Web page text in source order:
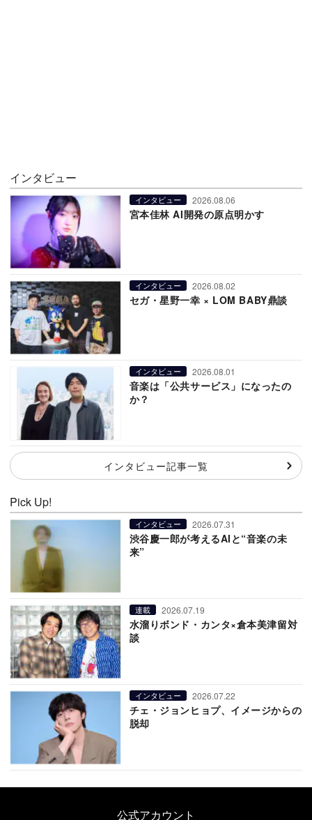
インタビュー
インタビュー 2026.08.06
宮本佳林 AI開発の原点明かす
インタビュー 2026.08.02
セガ・星野一幸 × LOM BABY鼎談
インタビュー 2026.08.01
音楽は「公共サービス」になったの
か？
インタビュー記事一覧
Pick Up!
インタビュー 2026.07.31
渋谷慶一郎が考えるAIと“音楽の未
来”
連載 2026.07.19
水溜りボンド・カンタ×倉本美津留対
談
インタビュー 2026.07.22
チェ・ジョンヒョプ、イメージからの
脱却
公式アカウント